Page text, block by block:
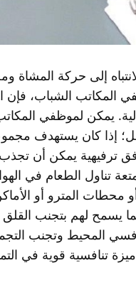
إلى حركة المشاة
الشباب، فإن
يمكن لموظفي
إذا كان يستهدف
ترفيهية يمكن أن تجذب
المترو أو
يسمح لهم بتجنب
المحيط وتجنب
تنافسية قوية في